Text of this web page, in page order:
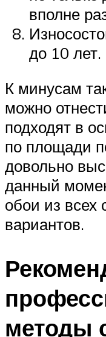
вполне
до 10 лет.
К минусам
можно
подходят в
по площади
довольно
данный
обои из
вариантов.
методы